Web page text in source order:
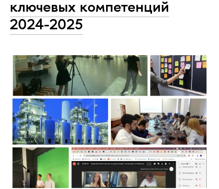
ключевых компетенций
2024-2025